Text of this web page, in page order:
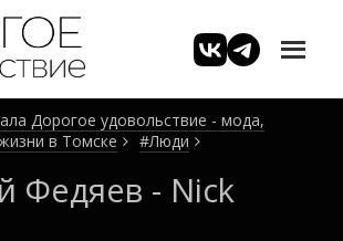
Дорогое удовольствие - мода,
в Томске
#Люди
Федяев - Nick